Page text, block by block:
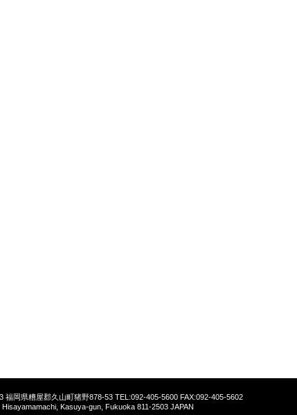
福岡県糟屋郡久山町猪野878-53 TEL:092-405-5600 FAX:092-405-5602
Hisayamamachi, Kasuya-gun, Fukuoka 811-2503 JAPAN